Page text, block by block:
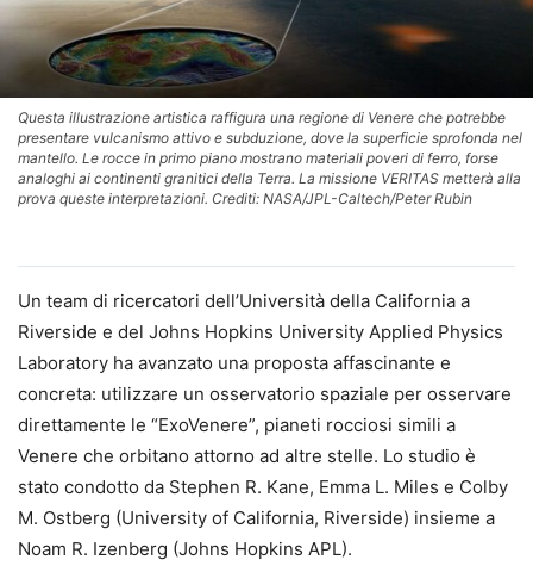
Questa illustrazione artistica raffigura una regione di Venere che potrebbe
presentare vulcanismo attivo e subduzione, dove la superficie sprofonda nel
mantello. Le rocce in primo piano mostrano materiali poveri di ferro, forse
analoghi ai continenti granitici della Terra. La missione VERITAS metterà alla
prova queste interpretazioni. Crediti: NASA/JPL-Caltech/Peter Rubin
Un team di ricercatori dell’Università della California a
Riverside e del Johns Hopkins University Applied Physics
Laboratory ha avanzato una proposta affascinante e
concreta: utilizzare un osservatorio spaziale per osservare
direttamente le “ExoVenere”, pianeti rocciosi simili a
Venere che orbitano attorno ad altre stelle. Lo studio è
stato condotto da Stephen R. Kane, Emma L. Miles e Colby
M. Ostberg (University of California, Riverside) insieme a
Noam R. Izenberg (Johns Hopkins APL).